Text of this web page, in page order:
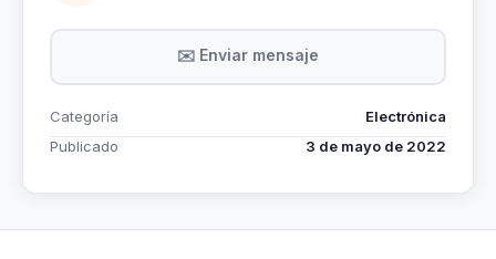
✉️ Enviar mensaje
Categoría
Electrónica
Publicado
3 de mayo de 2022